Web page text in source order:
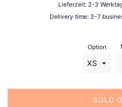
Lieferzeit: 2-3
Delivery time: 3-7
Option
SOLD